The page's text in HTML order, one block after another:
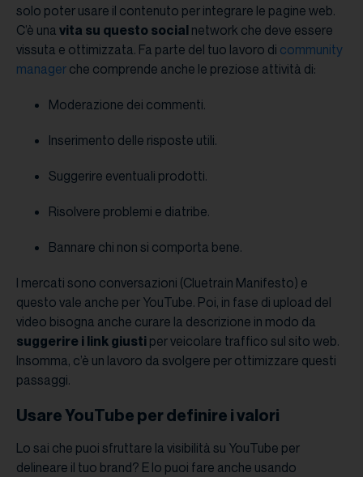
solo poter usare il contenuto per integrare le pagine web.
C’è una vita su questo social network che deve essere
vissuta e ottimizzata. Fa parte del tuo lavoro di community
manager che comprende anche le preziose attività di:
Moderazione dei commenti.
Inserimento delle risposte utili.
Suggerire eventuali prodotti.
Risolvere problemi e diatribe.
Bannare chi non si comporta bene.
I mercati sono conversazioni (Cluetrain Manifesto) e
questo vale anche per YouTube. Poi, in fase di upload del
video bisogna anche curare la descrizione in modo da
suggerire i link giusti per veicolare traffico sul sito web.
Insomma, c’è un lavoro da svolgere per ottimizzare questi
passaggi.
Usare YouTube per definire i valori
Lo sai che puoi sfruttare la visibilità su YouTube per
delineare il tuo brand? E lo puoi fare anche usando